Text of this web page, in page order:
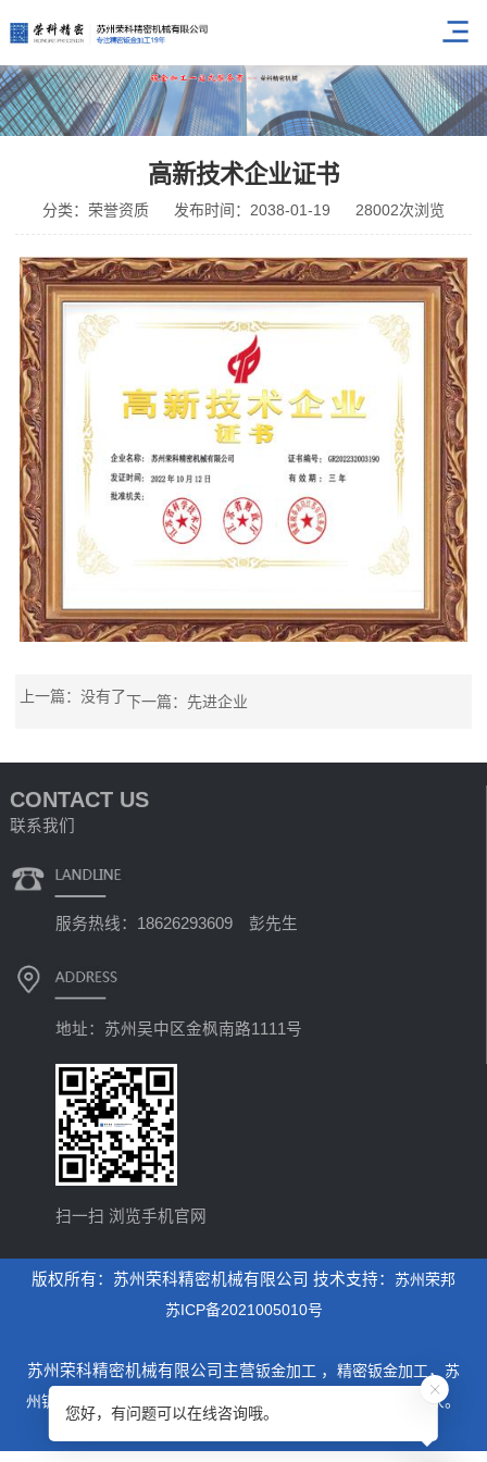
高新技术企业证书
分类：荣誉资质 发布时间：2038-01-19 28002次浏览
上一篇：没有了下一篇： 先进企业
CONTACT US
联系我们
服务热线：18626293609 彭先生
地址：苏州吴中区金枫南路1111号
扫一扫 浏览手机官网
版权所有：苏州荣科精密机械有限公司 技术支持： 苏州荣邦
苏ICP备2021005010号
苏州荣科精密机械有限公司主营钣金加工 ， 精密钣金加工， 苏
州钣金加工
，是一家专业从事设计制造钣金加工为主的厂家。
您好，有问题可以在线咨询哦。